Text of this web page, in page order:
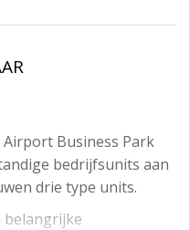
Business Park
bedrijfsunits aan
drie type units.
belangrijke